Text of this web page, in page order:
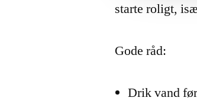
starte roligt,
Gode råd:
Drik vand